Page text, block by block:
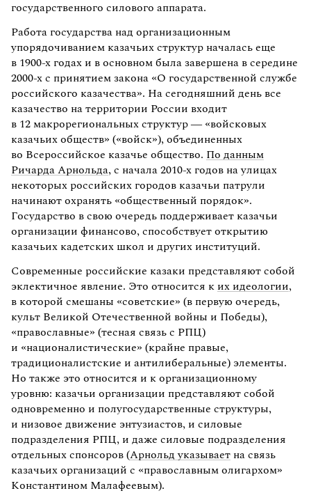
государственного силового аппарата.
Работа государства над организационным
упорядочиванием казачьих структур началась еще
в 1900-х годах и в основном была завершена в середине
2000-х с принятием закона «О государственной службе
российского казачества». На сегодняшний день все
казачество на территории России входит
в 12 макрорегиональных структур — «войсковых
казачьих обществ» («войск»), объединенных
во Всероссийское казачье общество. По данным
Ричарда Арнольда, с начала 2010-х годов на улицах
некоторых российских городов казачьи патрули
начинают охранять «общественный порядок».
Государство в свою очередь поддерживает казачьи
организации финансово, способствует открытию
казачьих кадетских школ и других институций.
Современные российские казаки представляют собой
эклектичное явление. Это относится к их идеологии,
в которой смешаны «советские» (в первую очередь,
культ Великой Отечественной войны и Победы),
«православные» (тесная связь с РПЦ)
и «националистические» (крайне правые,
традиционалистские и антилиберальные) элементы.
Но также это относится и к организационному
уровню: казачьи организации представляют собой
одновременно и полугосударственные структуры,
и низовое движение энтузиастов, и силовые
подразделения РПЦ, и даже силовые подразделения
отдельных спонсоров (Арнольд указывает на связь
казачьих организаций с «православным олигархом»
Константином Малафеевым).